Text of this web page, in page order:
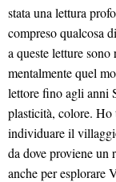
stata una lettura
compreso qualcosa
a queste letture
mentalmente quel
lettore fino agli anni
plasticità, colore. Ho
individuare il
da dove proviene un
anche per esplorare